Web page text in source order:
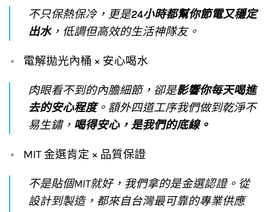
不只保熱保冷，更是24小時都幫你節電又穩定
出水，低調但高效的生活神隊友。
電解拋光內桶 × 安心喝水
肉眼看不到的內膽細節，卻是影響你每天喝進
去的安心程度。額外四道工序我們做到乾淨不
易生鏽， 喝得安心，是我們的底線。
MIT 金選肯定 × 品質保證
不是貼個MIT就好，我們拿的是金選認證。從
設計到製造，都來自台灣最可靠的專業供應